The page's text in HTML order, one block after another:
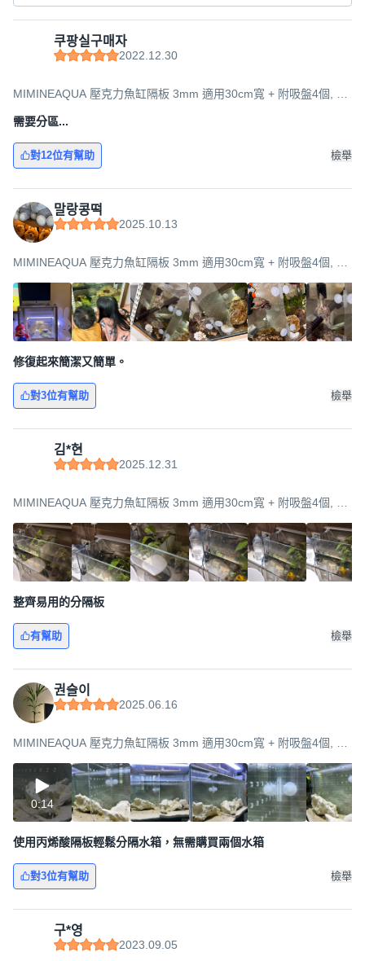
쿠팡실구매자
2022.12.30
MIMINEAQUA 壓克力魚缸隔板 3mm 適用30cm寬 + 附吸盤4個, 混
需要分區...
對12位有幫助 檢舉
말랑콩떡
2025.10.13
MIMINEAQUA 壓克力魚缸隔板 3mm 適用30cm寬 + 附吸盤4個, 混
修復起來簡潔又簡單。
對3位有幫助 檢舉
김*현
2025.12.31
MIMINEAQUA 壓克力魚缸隔板 3mm 適用30cm寬 + 附吸盤4個, 混
整齊易用的分隔板
有幫助 檢舉
권슬이
2025.06.16
MIMINEAQUA 壓克力魚缸隔板 3mm 適用30cm寬 + 附吸盤4個, 混
0:14
使用丙烯酸隔板輕鬆分隔水箱，無需購買兩個水箱
對3位有幫助 檢舉
구*영
2023.09.05